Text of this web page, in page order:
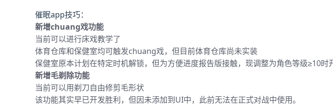
催眠app技巧：
新增chuang戏功能
当前可以进行床戏教学了
体育仓库和保健室均可触发chuang戏，但目前体育仓库尚未实装
保健室原本计划在特定时机解锁，但为方便进度报告版接触，现调整为角色等级≥10时
新增毛剃除功能
当前可以用剃刀自由修剪毛形状
该功能其实早已开发胜利，但因未添加到UI中，此前无法在正式对战中使用。